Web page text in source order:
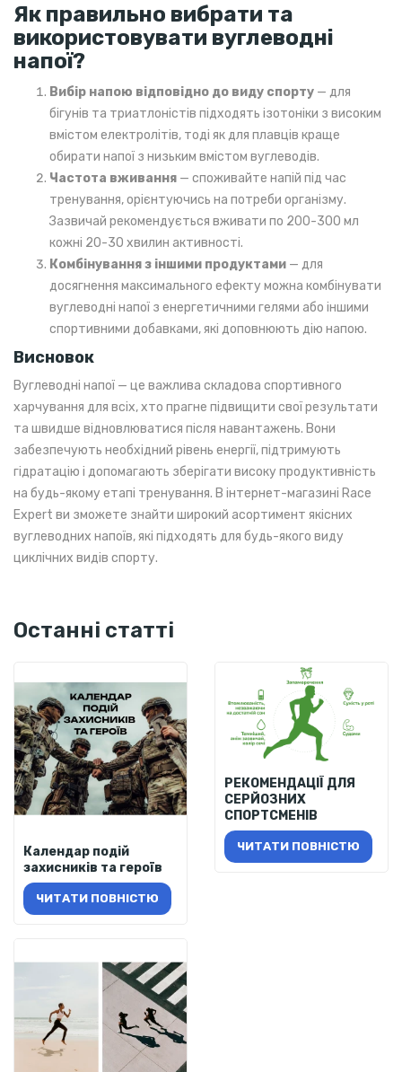
Як правильно вибрати та
використовувати вуглеводні
напої?
Вибір напою відповідно до виду спорту — для
бігунів та триатлоністів підходять ізотоніки з високим
вмістом електролітів, тоді як для плавців краще
обирати напої з низьким вмістом вуглеводів.
Частота вживання — споживайте напій під час
тренування, орієнтуючись на потреби організму.
Зазвичай рекомендується вживати по 200-300 мл
кожні 20-30 хвилин активності.
Комбінування з іншими продуктами — для
досягнення максимального ефекту можна комбінувати
вуглеводні напої з енергетичними гелями або іншими
спортивними добавками, які доповнюють дію напою.
Висновок
Вуглеводні напої — це важлива складова спортивного
харчування для всіх, хто прагне підвищити свої результати
та швидше відновлюватися після навантажень. Вони
забезпечують необхідний рівень енергії, підтримують
гідратацію і допомагають зберігати високу продуктивність
на будь-якому етапі тренування. В інтернет-магазині Race
Expert ви зможете знайти широкий асортимент якісних
вуглеводних напоїв, які підходять для будь-якого виду
циклічних видів спорту.
Останні статті
Календар подій
захисників та героїв
ЧИТАТИ ПОВНІСТЮ
РЕКОМЕНДАЦІЇ ДЛЯ
СЕРЙОЗНИХ
СПОРТСМЕНІВ
ЧИТАТИ ПОВНІСТЮ